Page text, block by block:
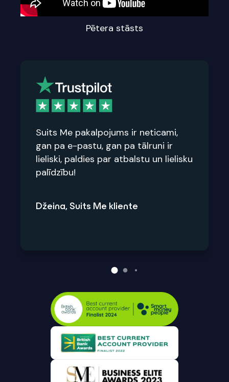
Pētera stāsts
Suits Me pakalpojums ir neticami,
gan pa e-pastu, gan pa tālruni ir
lieliski, paldies par atbalstu un lielisku
palīdzību!
Džeina, Suits Me kliente